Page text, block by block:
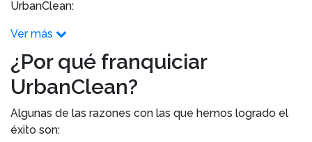
UrbanClean:
Ver más
¿Por qué franquiciar
UrbanClean?
Algunas de las razones con las que hemos logrado el
éxito son: